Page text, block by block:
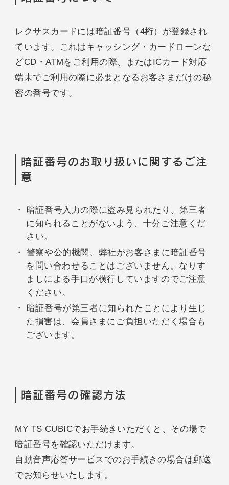
レクサスカードには暗証番号（4桁）が登録され
ています。これはキャッシング・カードローンな
どCD・ATMをご利用の際、またはICカード対応
端末でご利用の際に必要となるお客さまだけの秘
密の番号です。
暗証番号のお取り扱いに関するご注
意
暗証番号入力の際に盗み見られたり、第三者
に知られることがないよう、十分ご注意くだ
さい。
警察や公的機関、弊社がお客さまに暗証番号
を問い合わせることはございません。なりす
ましによる手口が横行していますのでご注意
ください。
暗証番号が第三者に知られたことにより生じ
た損害は、会員さまにご負担いただく場合も
ございます。
暗証番号の確認方法
MY TS CUBICでお手続きいただくと、その場で
暗証番号を確認いただけます。
自動音声応答サービスでのお手続きの場合は郵送
でお知らせいたします。